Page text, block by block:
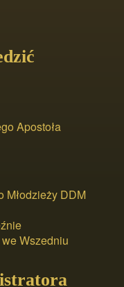
Apostoła
Młodzieży DDM
Wszedniu